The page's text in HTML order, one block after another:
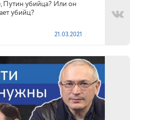
Путин убийца? Или он
убийц?
21.03.2021